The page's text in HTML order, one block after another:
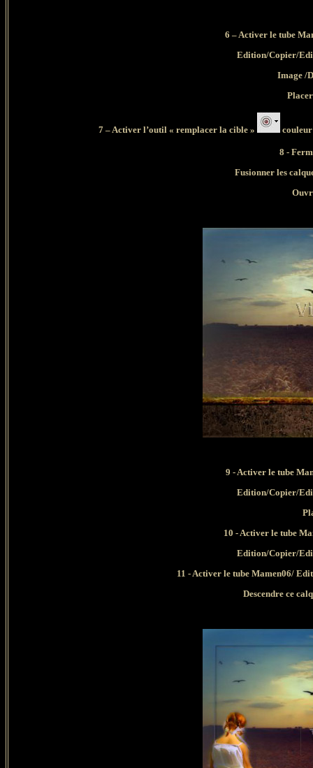
6 – Activer le tube
Edition/Copier/
Image /
7 – Activer l’outil « remplacer la cible » couleur
8 -
Fusionner les
9 - Activer le tube
Edition/Copier/
10 - Activer le tube
Edition/Copier/
11 - Activer le tube Mamen06/
Descendre ce